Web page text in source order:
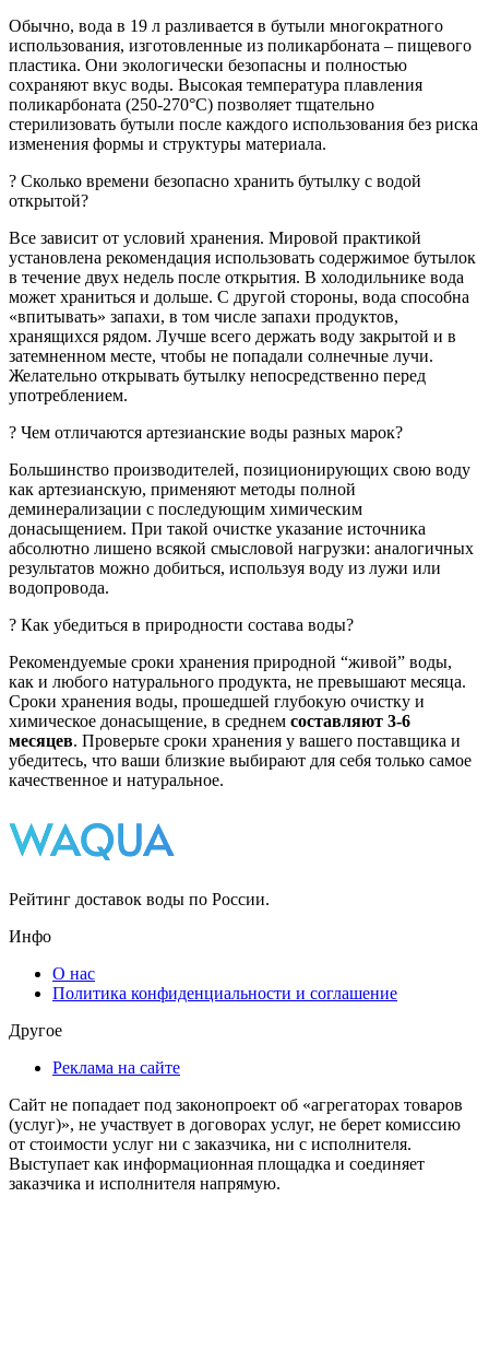
Обычно, вода в 19 л разливается в бутыли многократного
использования, изготовленные из поликарбоната – пищевого
пластика. Они экологически безопасны и полностью
сохраняют вкус воды. Высокая температура плавления
поликарбоната (250-270°C) позволяет тщательно
стерилизовать бутыли после каждого использования без риска
изменения формы и структуры материала.
? Сколько времени безопасно хранить бутылку c водой
открытой?
Все зависит от условий хранения. Мировой практикой
установлена рекомендация использовать содержимое бутылок
в течение двух недель после открытия. В холодильнике вода
может храниться и дольше. С другой стороны, вода способна
«впитывать» запахи, в том числе запахи продуктов,
хранящихся рядом. Лучше всего держать воду закрытой и в
затемненном месте, чтобы не попадали солнечные лучи.
Желательно открывать бутылку непосредственно перед
употреблением.
? Чем отличаются артезианские воды разных марок?
Большинство производителей, позиционирующих свою воду
как артезианскую, применяют методы полной
деминерализации с последующим химическим
донасыщением. При такой очистке указание источника
абсолютно лишено всякой смысловой нагрузки: аналогичных
результатов можно добиться, используя воду из лужи или
водопровода.
? Как убедиться в природности состава воды?
Рекомендуемые сроки хранения природной “живой” воды,
как и любого натурального продукта, не превышают месяца.
Сроки хранения воды, прошедшей глубокую очистку и
химическое донасыщение, в среднем составляют 3-6
месяцев. Проверьте сроки хранения у вашего поставщика и
убедитесь, что ваши близкие выбирают для себя только самое
качественное и натуральное.
Рейтинг доставок воды по России.
Инфо
О нас
Политика конфиденциальности и соглашение
Другое
Реклама на сайте
Сайт не попадает под законопроект об «агрегаторах товаров
(услуг)», не участвует в договорах услуг, не берет комиссию
от стоимости услуг ни с заказчика, ни с исполнителя.
Выступает как информационная площадка и соединяет
заказчика и исполнителя напрямую.